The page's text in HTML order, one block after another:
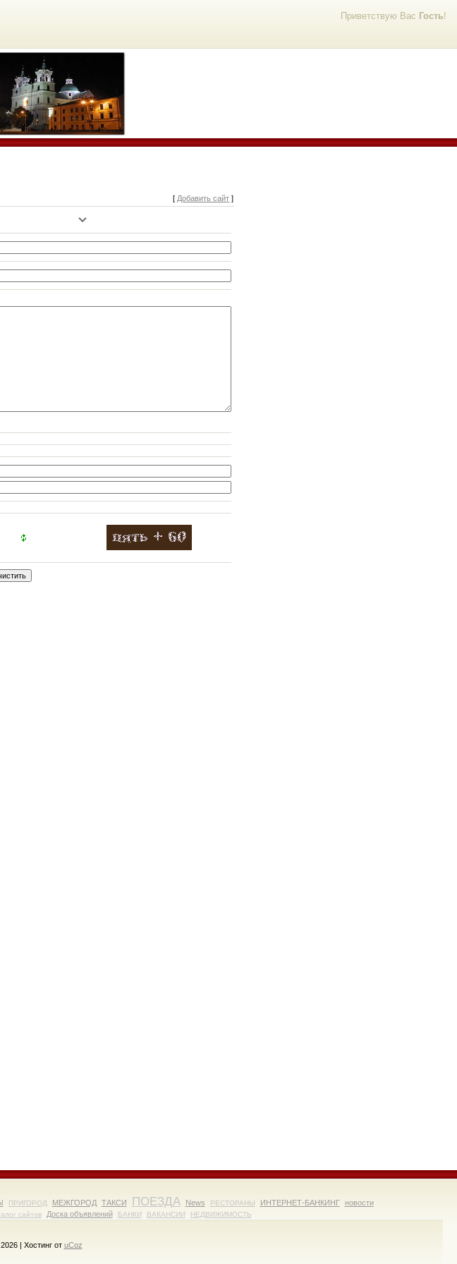
Приветствую Вас Гость!
[ Добавить сайт ]
ПРИГОРОД МЕЖГОРОД ТАКСИ ПОЕЗДА News РЕСТОРАНЫ ИНТЕРНЕТ-БАНКИНГ новости
сайтов Доска объявлений БАНКИ ВАКАНСИИ НЕДВИЖИМОСТЬ
| Хостинг от uCoz